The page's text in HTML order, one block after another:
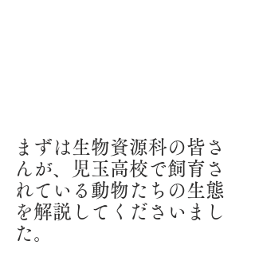
まずは生物資源科の皆さ
んが、児玉高校で飼育さ
れている動物たちの生態
を解説してくださいまし
た。